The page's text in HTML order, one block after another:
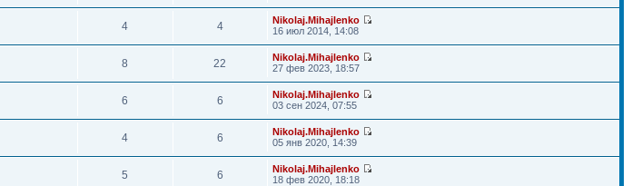
4 4
Nikolaj.Mihajlenko
16 июл 2014, 14:08
8 22
Nikolaj.Mihajlenko
27 фев 2023, 18:57
6 6
Nikolaj.Mihajlenko
03 сен 2024, 07:55
4 6
Nikolaj.Mihajlenko
05 янв 2020, 14:39
5 6
Nikolaj.Mihajlenko
18 фев 2020, 18:18